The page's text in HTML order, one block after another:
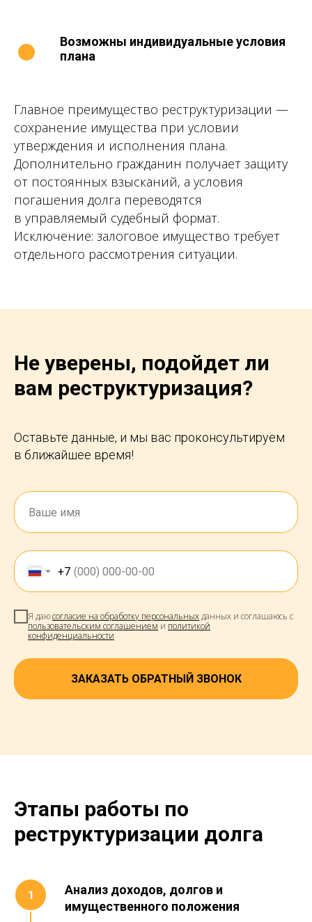
Возможны индивидуальные условия
плана
Главное преимущество реструктуризации —
сохранение имущества при условии
утверждения и исполнения плана.
Дополнительно гражданин получает защиту
от постоянных взысканий, а условия
погашения долга переводятся
в управляемый судебный формат.
Исключение: залоговое имущество требует
отдельного рассмотрения ситуации.
Не уверены, подойдет ли
вам реструктуризация?
Оставьте данные, и мы вас проконсультируем
в ближайшее время!
+7
Я даюсогласие на обработку персональныхданных и соглашаюсь с
пользовательским соглашением и политикой
конфиденциальности
ЗАКАЗАТЬ ОБРАТНЫЙ ЗВОНОК
Этапы работы по
реструктуризации долга
Анализ доходов, долгов и
имущественного положения